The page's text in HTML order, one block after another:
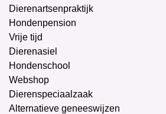
Dierenartsenpraktijk
Hondenpension
Vrije tijd
Dierenasiel
Hondenschool
Webshop
Dierenspeciaalzaak
Alternatieve geneeswijzen